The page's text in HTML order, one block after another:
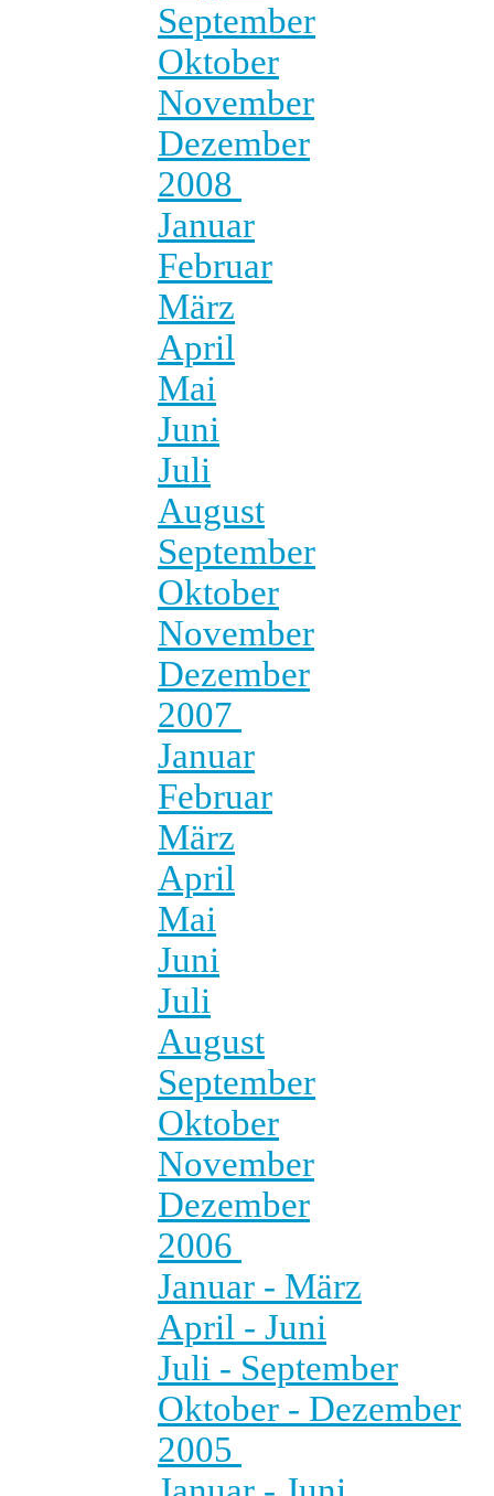
September
Oktober
November
Dezember
2008
Januar
Februar
März
April
Mai
Juni
Juli
August
September
Oktober
November
Dezember
2007
Januar
Februar
März
April
Mai
Juni
Juli
August
September
Oktober
November
Dezember
2006
Januar - März
April - Juni
Juli - September
Oktober - Dezember
2005